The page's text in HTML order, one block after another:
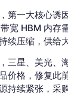
第一大核心
宽 HBM 内
压缩，供给
三星、美光、
价格，修复
持续紧张，